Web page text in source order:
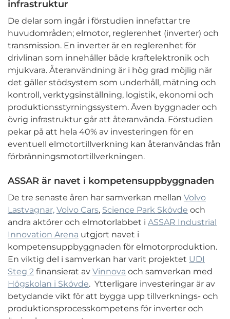
infrastruktur
De delar som ingår i förstudien innefattar tre
huvudområden; elmotor, reglerenhet (inverter) och
transmission. En inverter är en reglerenhet för
drivlinan som innehåller både kraftelektronik och
mjukvara. Återanvändning är i hög grad möjlig när
det gäller stödsystem som underhåll, mätning och
kontroll, verktygsinställning, logistik, ekonomi och
produktionsstyrningssystem. Även byggnader och
övrig infrastruktur går att återanvända. Förstudien
pekar på att hela 40% av investeringen för en
eventuell elmotortillverkning kan återanvändas från
förbränningsmotortillverkningen.
ASSAR är navet i kompetensuppbyggnaden
De tre senaste åren har samverkan mellan Volvo
Lastvagnar, Volvo Cars, Science Park Skövde och
andra aktörer och elmotorlabbet i ASSAR Industrial
Innovation Arena utgjort navet i
kompetensuppbyggnaden för elmotorproduktion.
En viktig del i samverkan har varit projektet UDI
Steg 2 finansierat av Vinnova och samverkan med
Högskolan i Skövde. Ytterligare investeringar är av
betydande vikt för att bygga upp tillverknings- och
produktionsprocesskompetens för inverter och